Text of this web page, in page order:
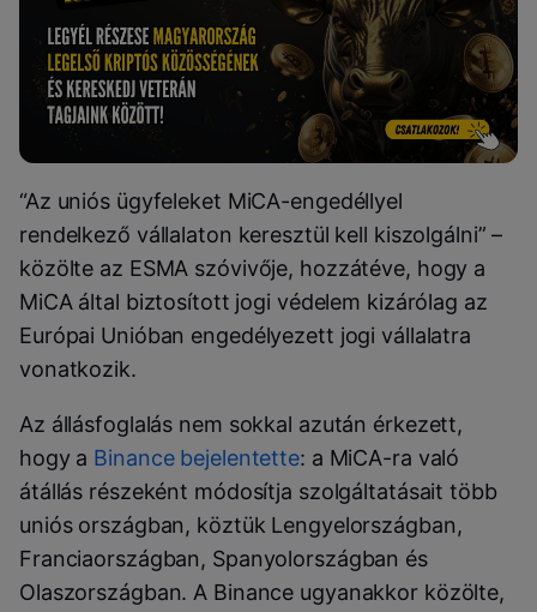
“Az uniós ügyfeleket MiCA-engedéllyel
rendelkező vállalaton keresztül kell kiszolgálni” –
közölte az ESMA szóvivője, hozzátéve, hogy a
MiCA által biztosított jogi védelem kizárólag az
Európai Unióban engedélyezett jogi vállalatra
vonatkozik.
Az állásfoglalás nem sokkal azután érkezett,
hogy a Binance bejelentette: a MiCA-ra való
átállás részeként módosítja szolgáltatásait több
uniós országban, köztük Lengyelországban,
Franciaországban, Spanyolországban és
Olaszországban. A Binance ugyanakkor közölte,